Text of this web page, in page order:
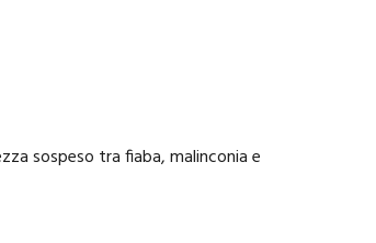
sospeso tra fiaba, malinconia e